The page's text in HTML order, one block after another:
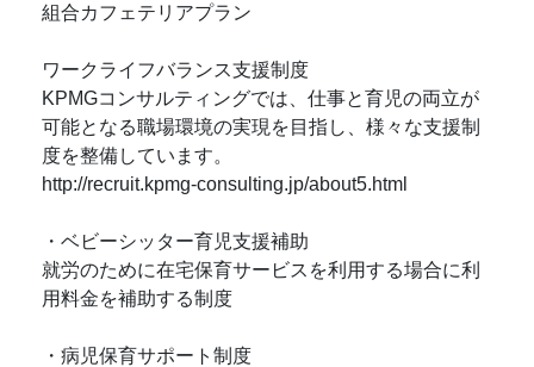
組合カフェテリアプラン
ワークライフバランス支援制度
KPMGコンサルティングでは、仕事と育児の両立が
可能となる職場環境の実現を目指し、様々な支援制
度を整備しています。
http://recruit.kpmg-consulting.jp/about5.html
・ベビーシッター育児支援補助
就労のために在宅保育サービスを利用する場合に利
用料金を補助する制度
・病児保育サポート制度